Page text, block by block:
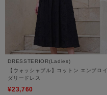
DRESSTERIOR(Ladies)
【ウォッシャブル】コットン エンブロイ
ダリードレス
¥23,760